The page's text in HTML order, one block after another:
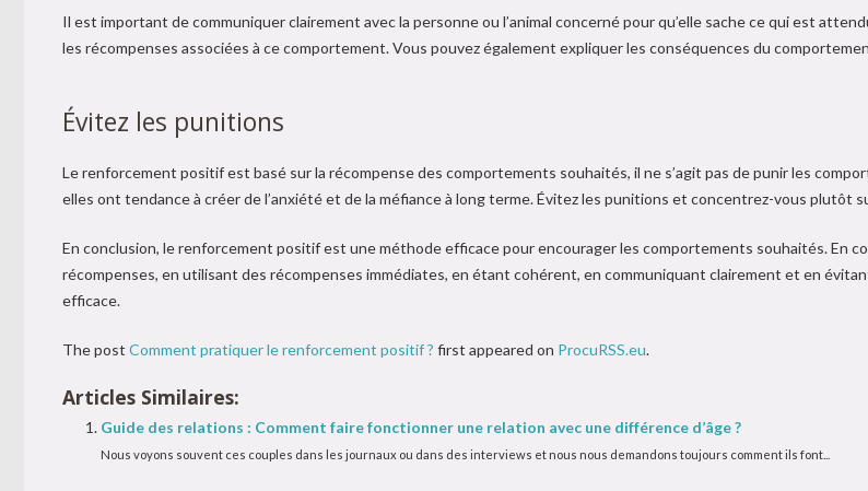
Il est important de communiquer clairement avec la personne ou l’animal concerné pour qu’elle sache ce qui est
les récompenses associées à ce comportement. Vous pouvez également expliquer les conséquences du
Évitez les punitions
Le renforcement positif est basé sur la récompense des comportements souhaités, il ne s’agit pas de punir les
elles ont tendance à créer de l’anxiété et de la méfiance à long terme. Évitez les punitions et concentrez-vous plutôt
En conclusion, le renforcement positif est une méthode efficace pour encourager les comportements souhaités. En
récompenses, en utilisant des récompenses immédiates, en étant cohérent, en communiquant clairement et en
efficace.
The post Comment pratiquer le renforcement positif ? first appeared on ProcuRSS.eu.
Articles Similaires:
Guide des relations : Comment faire fonctionner une relation avec une différence d’âge ?
Nous voyons souvent ces couples dans les journaux ou dans des interviews et nous nous demandons toujours comment ils font...